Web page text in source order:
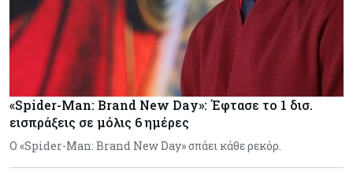
«Spider-Man: Brand New Day»: Έφτασε το 1 δισ.
εισπράξεις σε μόλις 6 ημέρες
Ο «Spider-Man: Brand New Day» σπάει κάθε ρεκόρ.